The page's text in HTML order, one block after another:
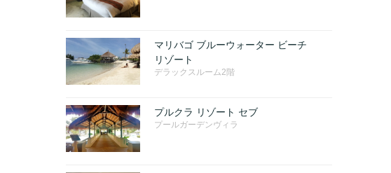
マリバゴ ブルーウォーター ビーチ
リゾート
デラックスルーム2階
プルクラ リゾート セブ
プールガーデンヴィラ